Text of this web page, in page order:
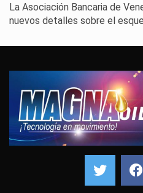
La Asociación Bancaria de
nuevos detalles sobre el